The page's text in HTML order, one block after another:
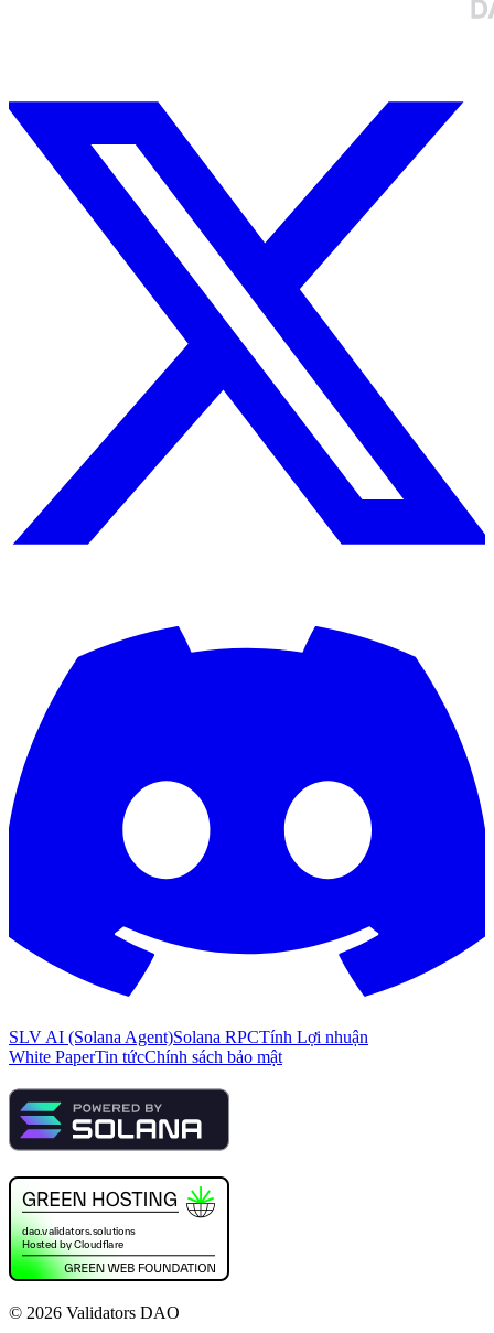
SLV AI (Solana Agent)Solana RPCTính Lợi nhuận
White PaperTin tứcChính sách bảo mật
© 2026 Validators DAO